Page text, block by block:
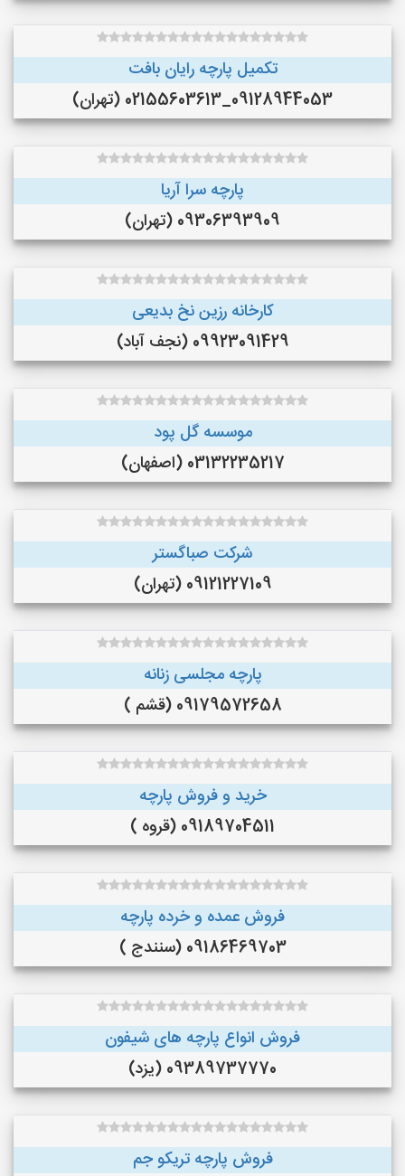
تکمیل پارچه رایان بافت
09128944053_02155603613 (تهران)
پارچه سرا آریا
09306393909 (تهران)
کارخانه رزین نخ بدیعی
09923091429 (نجف‌ آباد)
موسسه گل پود
03132235217 (اصفهان)
شرکت صباگستر
09121227109 (تهران)
پارچه مجلسی زنانه
09179572658 (قشم )
خرید و فروش پارچه
09189704511 (قروه )
فروش عمده و خرده پارچه
09186469703 (سنندج )
فروش انواع پارچه های شیفون
09389737770 (یزد)
فروش پارچه تریکو جم